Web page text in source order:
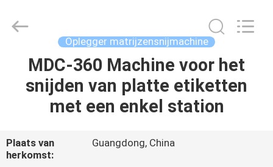
HUIS
PRODUCTEN
VIDEO'S
Oplegger matrijzensnijmachine
MDC-360 Machine voor het
snijden van platte etiketten
met een enkel station
Plaats van
herkomst:
Guangdong, China